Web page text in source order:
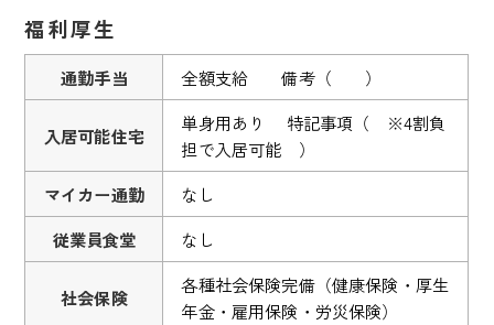
福利厚生
通勤手当 全額支給 備考（ ）
入居可能住宅
単身用あり 特記事項（ ※4割負
担で入居可能 ）
マイカー通勤
なし
従業員食堂
なし
社会保険
各種社会保険完備（健康保険・厚生
年金・雇用保険・労災保険）